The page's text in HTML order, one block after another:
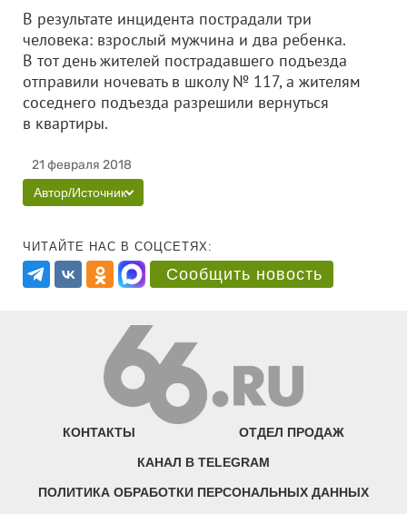
В результате инцидента пострадали три
человека: взрослый мужчина и два ребенка.
В тот день жителей пострадавшего подъезда
отправили ночевать в школу № 117, а жителям
соседнего подъезда разрешили вернуться
в квартиры.
21 февраля 2018
Автор/Источник
ЧИТАЙТЕ НАС В СОЦСЕТЯХ:
Сообщить новость
КОНТАКТЫ ОТДЕЛ ПРОДАЖ
КАНАЛ В TELEGRAM
ПОЛИТИКА ОБРАБОТКИ ПЕРСОНАЛЬНЫХ ДАННЫХ